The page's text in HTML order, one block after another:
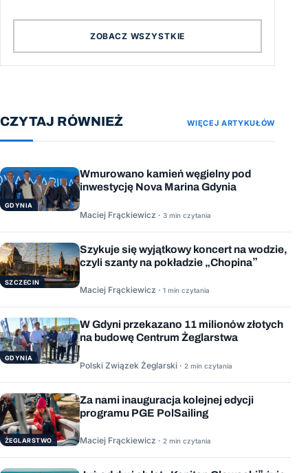
ZOBACZ WSZYSTKIE
CZYTAJ RÓWNIEŻ WIĘCEJ ARTYKUŁÓW
GDYNIA
Wmurowano kamień węgielny pod
inwestycję Nova Marina Gdynia
Maciej Frąckiewicz · 3 min czytania
SZCZECIN
Szykuje się wyjątkowy koncert na wodzie,
czyli szanty na pokładzie „Chopina”
Maciej Frąckiewicz · 1 min czytania
GDYNIA
W Gdyni przekazano 11 milionów złotych
na budowę Centrum Żeglarstwa
Polski Związek Żeglarski · 2 min czytania
ŻEGLARSTWO
Za nami inauguracja kolejnej edycji
programu PGE PolSailing
Maciej Frąckiewicz · 2 min czytania